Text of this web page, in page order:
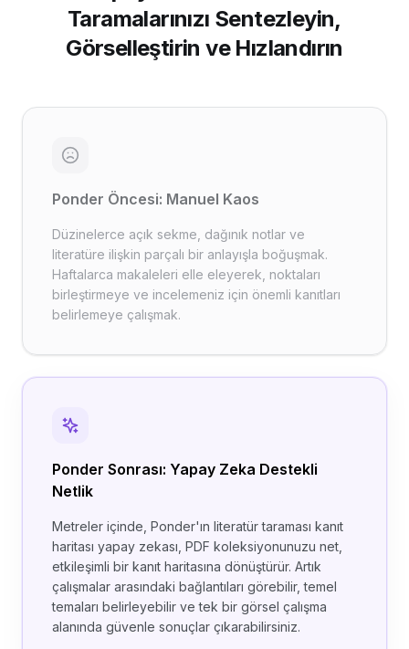
Taramalarınızı Sentezleyin,
Görselleştirin ve Hızlandırın
Ponder Öncesi: Manuel Kaos
Düzinelerce açık sekme, dağınık notlar ve
literatüre ilişkin parçalı bir anlayışla boğuşmak.
Haftalarca makaleleri elle eleyerek, noktaları
birleştirmeye ve incelemeniz için önemli kanıtları
belirlemeye çalışmak.
Ponder Sonrası: Yapay Zeka Destekli
Netlik
Metreler içinde, Ponder'ın literatür taraması kanıt
haritası yapay zekası, PDF koleksiyonunuzu net,
etkileşimli bir kanıt haritasına dönüştürür. Artık
çalışmalar arasındaki bağlantıları görebilir, temel
temaları belirleyebilir ve tek bir görsel çalışma
alanında güvenle sonuçlar çıkarabilirsiniz.